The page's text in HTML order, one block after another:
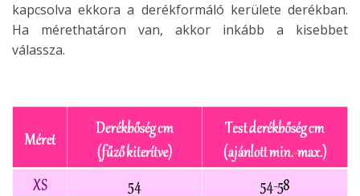
kapcsolva ekkora a derékformáló kerülete derékban.
Ha mérethatáron van, akkor inkább a kisebbet
válassza.